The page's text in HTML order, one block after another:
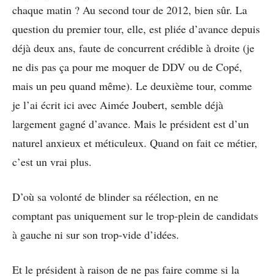
chaque matin ? Au second tour de 2012, bien sûr. La
question du premier tour, elle, est pliée d’avance depuis
déjà deux ans, faute de concurrent crédible à droite (je
ne dis pas ça pour me moquer de DDV ou de Copé,
mais un peu quand même). Le deuxième tour, comme
je l’ai écrit ici avec Aimée Joubert, semble déjà
largement gagné d’avance. Mais le président est d’un
naturel anxieux et méticuleux. Quand on fait ce métier,
c’est un vrai plus.
D’où sa volonté de blinder sa réélection, en ne
comptant pas uniquement sur le trop-plein de candidats
à gauche ni sur son trop-vide d’idées.
Et le président à raison de ne pas faire comme si la